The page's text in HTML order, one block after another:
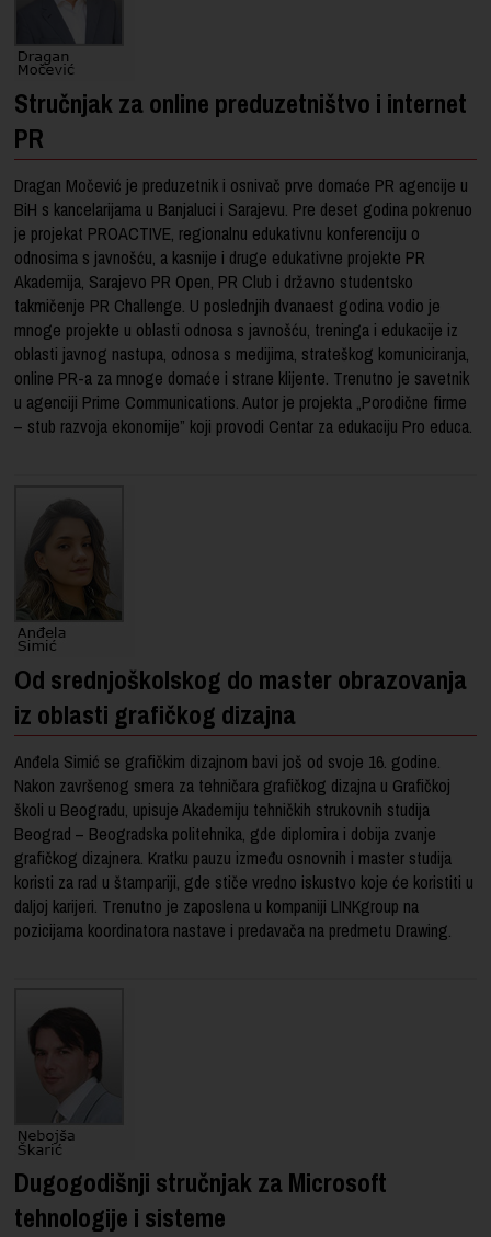
Stručnjak za online preduzetništvo i internet
PR
Dragan Močević je preduzetnik i osnivač prve domaće PR agencije u
BiH s kancelarijama u Banjaluci i Sarajevu. Pre deset godina pokrenuo
je projekat PROACTIVE, regionalnu edukativnu konferenciju o
odnosima s javnošću, a kasnije i druge edukativne projekte PR
Akademija, Sarajevo PR Open, PR Club i državno studentsko
takmičenje PR Challenge. U poslednjih dvanaest godina vodio je
mnoge projekte u oblasti odnosa s javnošću, treninga i edukacije iz
oblasti javnog nastupa, odnosa s medijima, strateškog komuniciranja,
online PR-a za mnoge domaće i strane klijente. Trenutno je savetnik
u agenciji Prime Communications. Autor je projekta „Porodične firme
– stub razvoja ekonomije” koji provodi Centar za edukaciju Pro educa.
Od srednjoškolskog do master obrazovanja
iz oblasti grafičkog dizajna
Anđela Simić se grafičkim dizajnom bavi još od svoje 16. godine.
Nakon završenog smera za tehničara grafičkog dizajna u Grafičkoj
školi u Beogradu, upisuje Akademiju tehničkih strukovnih studija
Beograd – Beogradska politehnika, gde diplomira i dobija zvanje
grafičkog dizajnera. Kratku pauzu između osnovnih i master studija
koristi za rad u štampariji, gde stiče vredno iskustvo koje će koristiti u
daljoj karijeri. Trenutno je zaposlena u kompaniji LINKgroup na
pozicijama koordinatora nastave i predavača na predmetu Drawing.
Dugogodišnji stručnjak za Microsoft
tehnologije i sisteme